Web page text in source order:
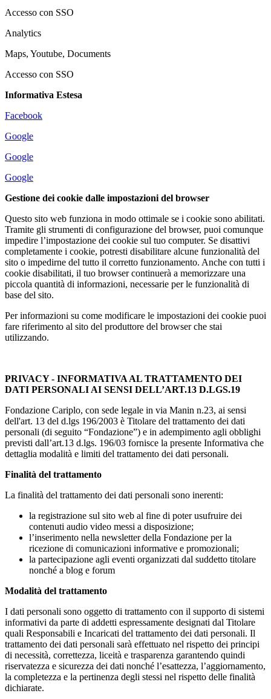
Accesso con SSO
Analytics
Maps, Youtube, Documents
Accesso con SSO
Informativa Estesa
Facebook
Google
Google
Google
Gestione dei cookie dalle impostazioni del browser
Questo sito web funziona in modo ottimale se i cookie sono abilitati.
Tramite gli strumenti di configurazione del browser, puoi comunque
impedire l’impostazione dei cookie sul tuo computer. Se disattivi
completamente i cookie, potresti disabilitare alcune funzionalità del
sito o impedirne del tutto il corretto funzionamento. Anche con tutti i
cookie disabilitati, il tuo browser continuerà a memorizzare una
piccola quantità di informazioni, necessarie per le funzionalità di
base del sito.
Per informazioni su come modificare le impostazioni dei cookie puoi
fare riferimento al sito del produttore del browser che stai
utilizzando.
PRIVACY - INFORMATIVA AL TRATTAMENTO DEI
DATI PERSONALI AI SENSI DELL’ART.13 D.LGS.19
Fondazione Cariplo, con sede legale in via Manin n.23, ai sensi
dell'art. 13 del d.lgs 196/2003 è Titolare del trattamento dei dati
personali (di seguito “Fondazione”) e in adempimento agli obblighi
previsti dall’art.13 d.lgs. 196/03 fornisce la presente Informativa che
dettaglia modalità e limiti del trattamento dei dati personali.
Finalità del trattamento
La finalità del trattamento dei dati personali sono inerenti:
la registrazione sul sito web al fine di poter usufruire dei
contenuti audio video messi a disposizione;
l’inserimento nella newsletter della Fondazione per la
ricezione di comunicazioni informative e promozionali;
la partecipazione agli eventi organizzati dal suddetto titolare
nonché a blog e forum
Modalità del trattamento
I dati personali sono oggetto di trattamento con il supporto di sistemi
informativi da parte di addetti espressamente designati dal Titolare
quali Responsabili e Incaricati del trattamento dei dati personali. Il
trattamento dei dati personali sarà effettuato nel rispetto dei principi
di necessità, correttezza, liceità e trasparenza garantendo quindi
riservatezza e sicurezza dei dati nonché l’esattezza, l’aggiornamento,
la completezza e la pertinenza degli stessi nel rispetto delle finalità
dichiarate.